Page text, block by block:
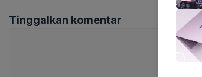
Tinggalkan komentar